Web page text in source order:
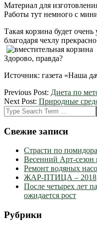
Материал для
Работы тут немного с
Такая корзина будет
благодаря чехлу
Здорово, правда?
Источник: газета «Наша
2013-
01-
09
Previous Post: Диета по
Next Post: Природные
Search
Свежие записи
Страсти по
Весенний Арт-сезон
Ремонт водяных
ЖАР-ПТИЦА – 2018
После четырех лет
ожидается рост
Рубрики